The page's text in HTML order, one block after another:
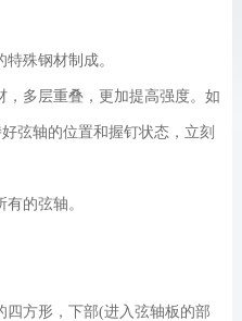
殊钢材制成。
，多层重叠，更加提高强度。如
弦轴的位置和握钉状态，立刻
的弦轴。
四方形，下部(进入弦轴板的部